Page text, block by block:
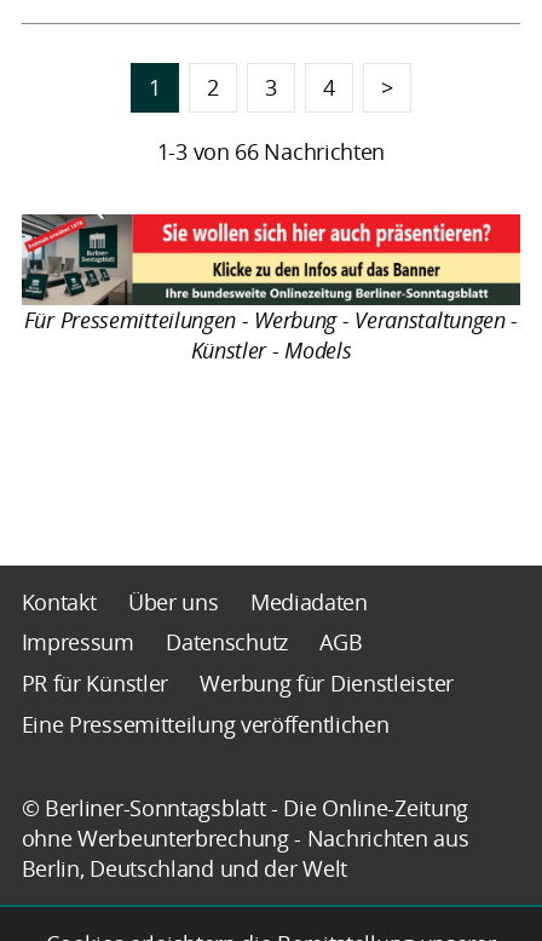
1 2 3 4 >
1-3 von 66 Nachrichten
Für Pressemitteilungen - Werbung - Veranstaltungen -
Künstler - Models
Kontakt Über uns
Mediadaten
Impressum
Datenschutz
AGB
PR für Künstler
Werbung für Dienstleister
Eine Pressemitteilung veröffentlichen
© Berliner-Sonntagsblatt - Die Online-Zeitung
ohne Werbeunterbrechung - Nachrichten aus
Berlin, Deutschland und der Welt